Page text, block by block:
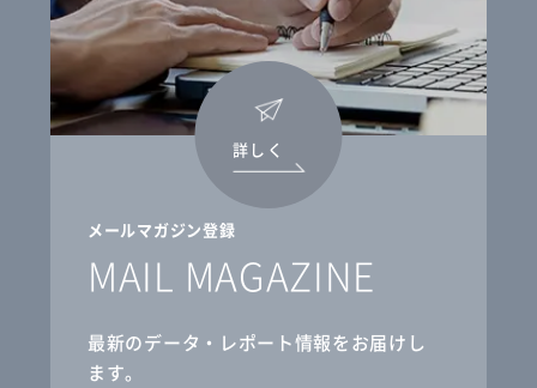
メールマガジン登録
MAIL MAGAZINE
最新のデータ・レポート情報をお届けし
ます。
詳しく